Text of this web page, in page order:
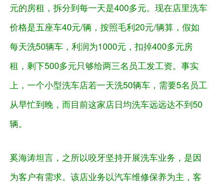
元的房租，拆分到每一天是400多元。现在店里洗车
价格是五座车40元/辆，按照毛利20元/辆算，假如
每天洗50辆车，利润为1000元，扣掉400多元房
租，剩下500多元只够给两三名员工发工资。事实
上，一个小型洗车店若一天洗50辆车，需要5名员工
从早忙到晚，而目前这家店日均洗车远远达不到50
辆。
奚海涛坦言，之所以咬牙坚持开展洗车业务，是因
为客户有需求。该店业务以汽车维修保养为主，客